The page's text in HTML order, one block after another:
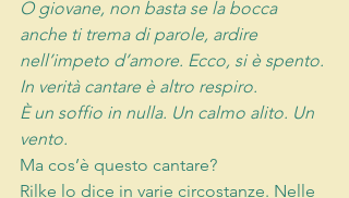
O giovane, non basta se la bocca
anche ti trema di parole, ardire
nell’impeto d’amore. Ecco, si è spento.
In verità cantare è altro respiro.
È un soffio in nulla. Un calmo alito. Un
vento.
Ma cos’è questo cantare?
Rilke lo dice in varie circostanze. Nelle